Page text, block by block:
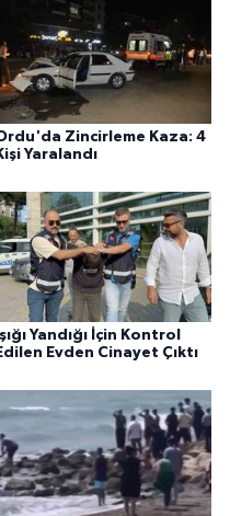
Zincirleme Kaza: 4
Yaralandı
Işığı Yandığı İçin Kontrol
Evden Cinayet Çıktı